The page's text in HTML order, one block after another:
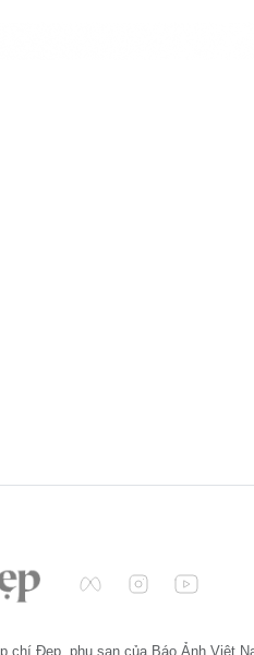
chí Đẹp, phụ san của Báo Ảnh Việt